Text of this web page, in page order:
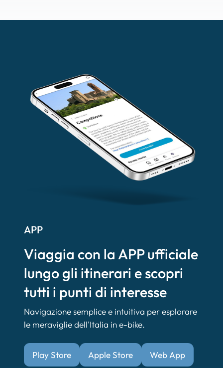
APP
Viaggia con la APP ufficiale
lungo gli itinerari e scopri
tutti i punti di interesse
Navigazione semplice e intuitiva per esplorare
le meraviglie dell'Italia in e-bike.
Play Store Apple Store Web App